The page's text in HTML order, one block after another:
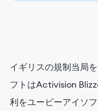
イギリスの規制当局
フトはActivision
利をユービーアイソ